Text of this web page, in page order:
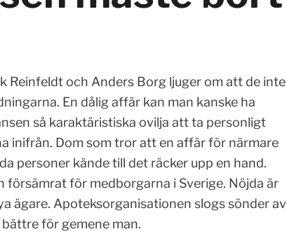
Reinfeldt och Anders Borg ljuger om att de inte
En dålig affär kan man kanske ha
så karaktäristiska ovilja att ta personligt
inifrån. Dom som tror att en affär för närmare
personer kände till det räcker upp en hand.
för medborgarna i Sverige. Nöjda är
ägare. Apoteksorganisationen slogs sönder av
för gemene man.